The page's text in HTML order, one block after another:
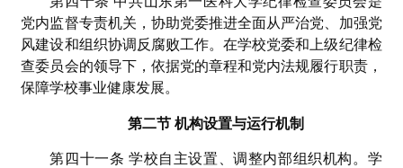
党内监督专责机关，协助党委推进全面从严治党、加强党
风建设和组织协调反腐败工作。在学校党委和上级纪律检
查委员会的领导下，依据党的章程和党内法规履行职责，
保障学校事业健康发展。
第二节 机构设置与运行机制
第四十一条 学校自主设置、调整内部组织机构。学